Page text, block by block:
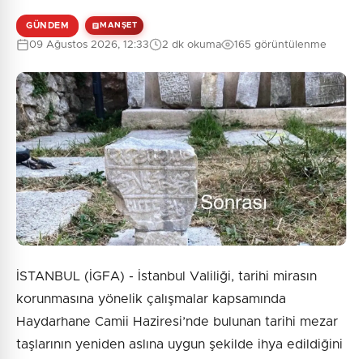
GÜNDEM MANŞET
09 Ağustos 2026, 12:33 2 dk okuma 165 görüntülenme
İSTANBUL (İGFA) - İstanbul Valiliği, tarihi mirasın
korunmasına yönelik çalışmalar kapsamında
Haydarhane Camii Haziresi’nde bulunan tarihi mezar
taşlarının yeniden aslına uygun şekilde ihya edildiğini